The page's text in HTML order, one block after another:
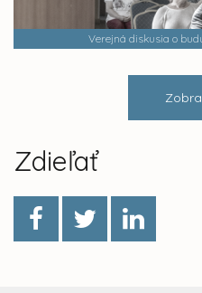
Verejná diskusia o
Zdieľať